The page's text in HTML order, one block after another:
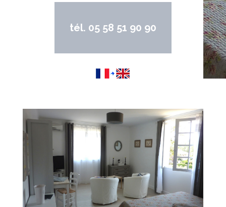
tél. 05 58 51 90 90